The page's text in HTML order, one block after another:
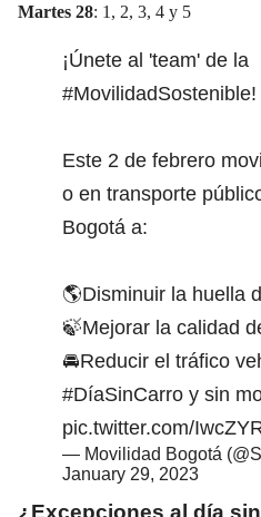
Martes 28: 1, 2, 3, 4 y 5
¡Únete al 'team' de la
#MovilidadSostenible!
Este 2 de febrero
o en transporte
Bogotá a:
🌎Disminuir la huella
🍃Mejorar la calidad
🚘Reducir el tráfico
#DíaSinCarro y sin
pic.twitter.com/
— Movilidad Bogotá
January 29, 2023
¿Excepciones al día